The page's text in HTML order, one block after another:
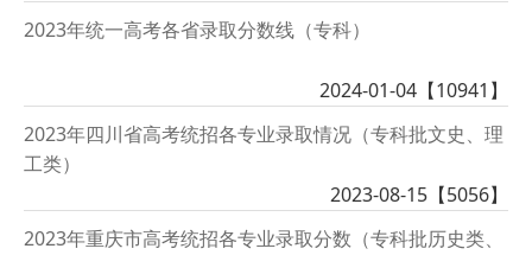
2023年统一高考各省录取分数线（专科）
2024-01-04【10941 】
2023年四川省高考统招各专业录取情况（专科批文史、理
工类）
2023-08-15【5056】
2023年重庆市高考统招各专业录取分数（专科批历史类、